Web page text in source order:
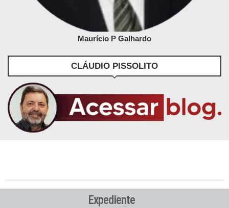
Maurício P Galhardo
CLÁUDIO PISSOLITO
Expediente